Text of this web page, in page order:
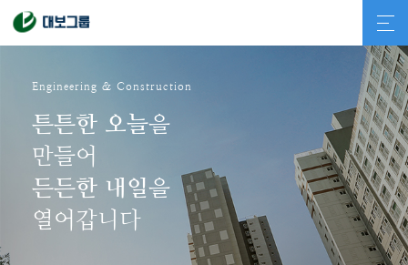
Engineering & Construction
튼튼한 오늘을
만들어
든든한 내일을
열어갑니다